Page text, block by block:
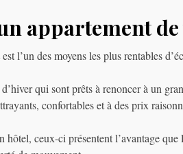
appartement
l’un des moyens les plus rentables
qui sont prêts à renoncer à un
confortables et à des prix
hôtel, ceux-ci présentent l’avantage